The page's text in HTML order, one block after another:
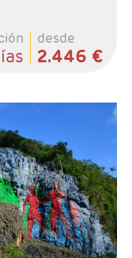
desde
2.446 €
3 noches
1 noche Habana.